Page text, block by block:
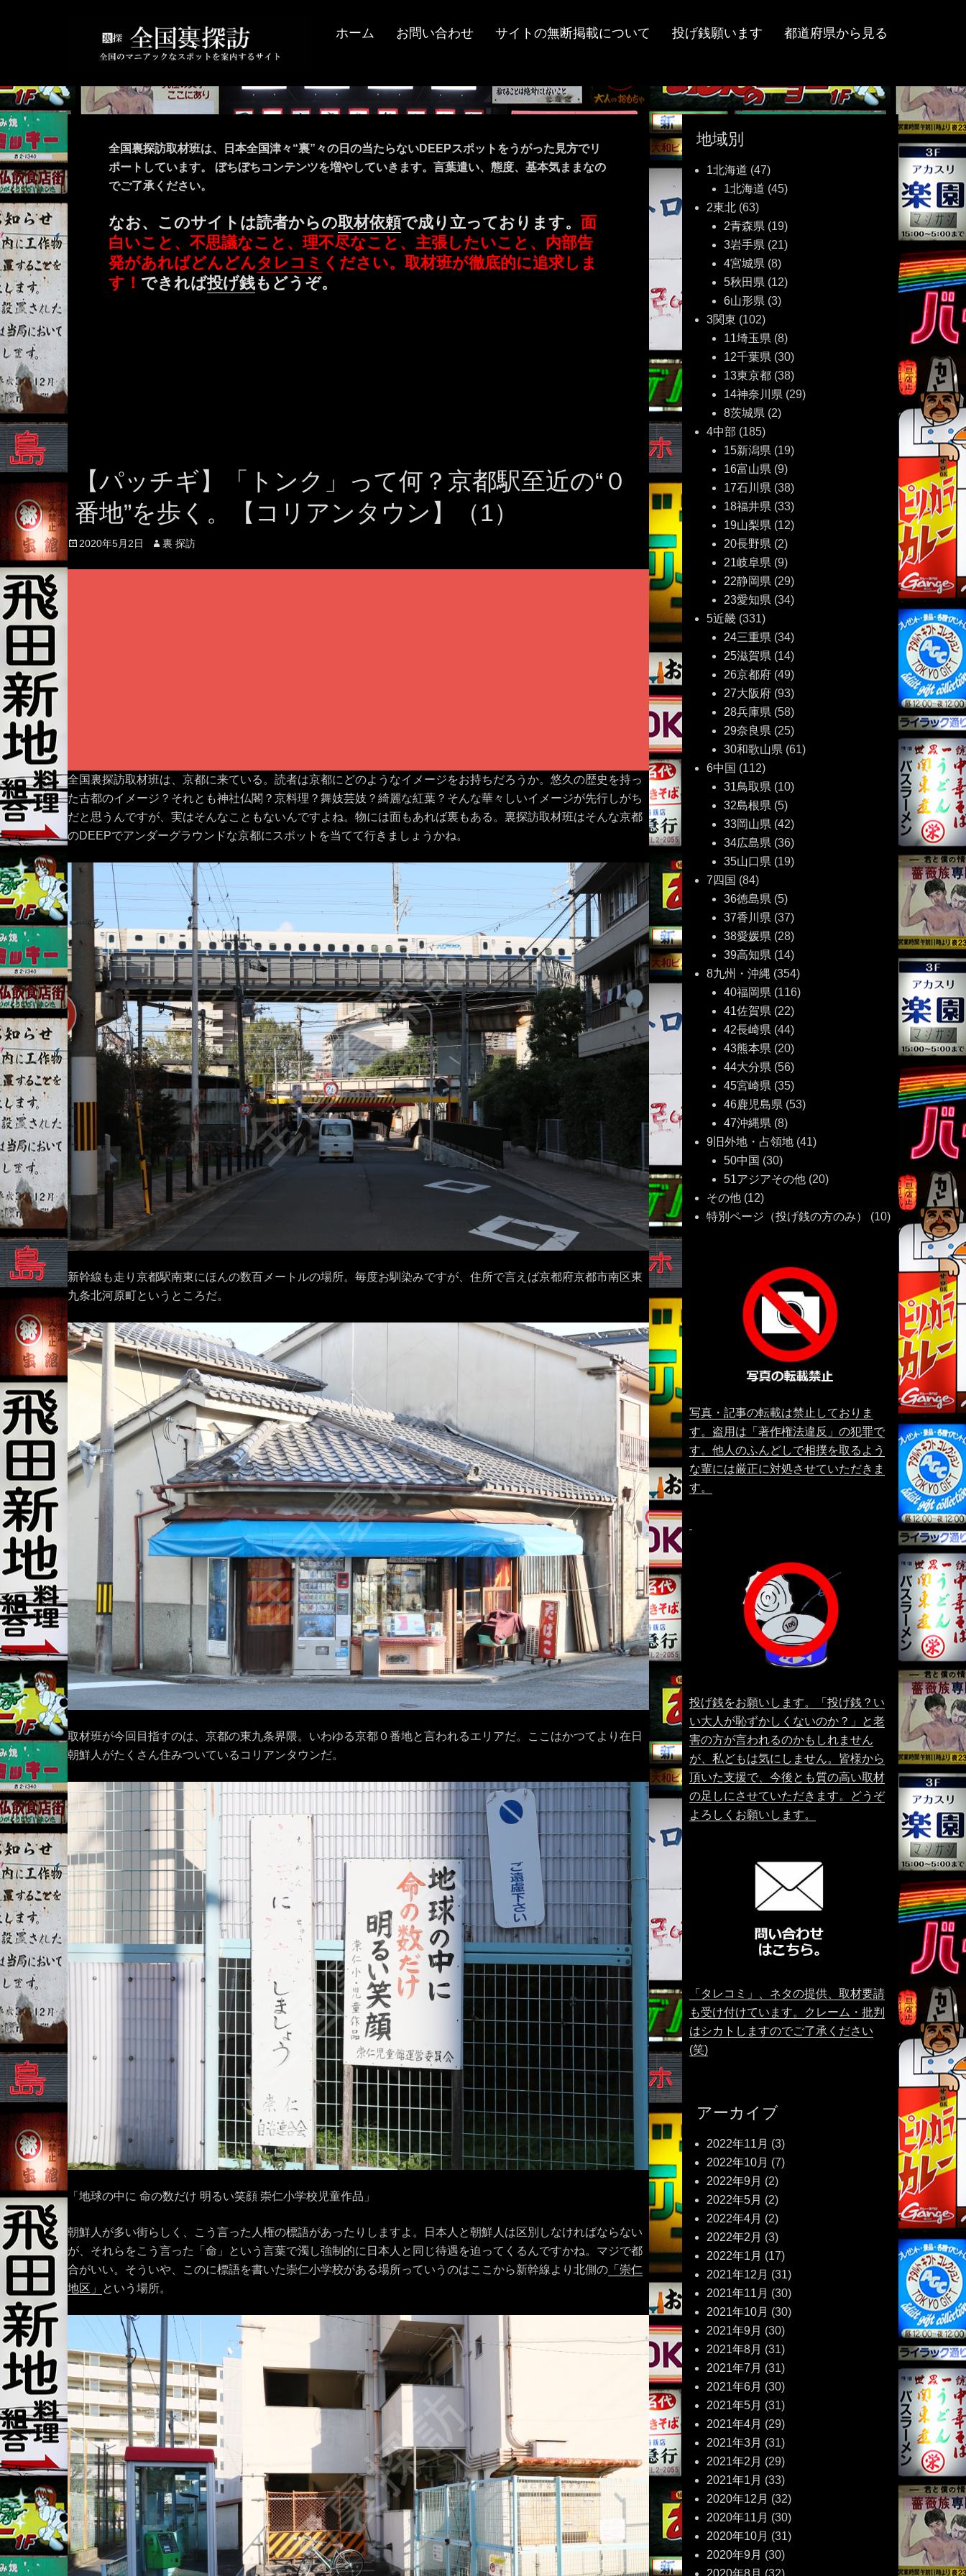
ホーム お問い合わせ サイトの無断掲載について 投げ銭願います 都道府県から見る
全国裏探訪取材班は、日本全国津々“裏”々の日の当たらないDEEPスポットをうがった見方でリ
ポートしています。 ぼちぼちコンテンツを増やしていきます。言葉遣い、態度、基本気ままなの
でご了承ください。
なお、このサイトは読者からの取材依頼で成り立っております。 面
白いこと、不思議なこと、理不尽なこと、主張したいこと、内部告
発があればどんどんタレコミ ください。取材班が徹底的に追求しま
す！ できれば投げ銭もどうぞ。
【パッチギ】「トンク」って何？京都駅至近の“０
番地”を歩く。【コリアンタウン】（1）
Posted
on
2020年5月2日 Author
裏 探訪
全国裏探訪取材班は、京都に来ている。読者は京都にどのようなイメージをお持ちだろうか。悠久の歴史を持っ
た古都のイメージ？それとも神社仏閣？京料理？舞妓芸妓？綺麗な紅葉？そんな華々しいイメージが先行しがち
だと思うんですが、実はそんなこともないんですよね。物には面もあれば裏もある。裏探訪取材班はそんな京都
のDEEPでアンダーグラウンドな京都にスポットを当てて行きましょうかね。
新幹線も走り京都駅南東にほんの数百メートルの場所。毎度お馴染みですが、住所で言えば京都府京都市南区東
九条北河原町というところだ。
取材班が今回目指すのは、京都の東九条界隈。いわゆる京都０番地と言われるエリアだ。ここはかつてより在日
朝鮮人がたくさん住みついているコリアンタウンだ。
「地球の中に 命の数だけ 明るい笑顔 崇仁小学校児童作品」
朝鮮人が多い街らしく、こう言った人権の標語があったりしますよ。日本人と朝鮮人は区別しなければならない
が、それらをこう言った「命」という言葉で濁し強制的に日本人と同じ待遇を迫ってくるんですかね。マジで都
合がいい。そういや、このに標語を書いた崇仁小学校がある場所っていうのはここから新幹線より北側の 「崇仁
地区」
という場所。
地域別
1北海道 (47)
1北海道 (45)
2東北 (63)
2青森県 (19)
3岩手県 (21)
4宮城県 (8)
5秋田県 (12)
6山形県 (3)
3関東 (102)
11埼玉県 (8)
12千葉県 (30)
13東京都 (38)
14神奈川県 (29)
8茨城県 (2)
4中部 (185)
15新潟県 (19)
16富山県 (9)
17石川県 (38)
18福井県 (33)
19山梨県 (12)
20長野県 (2)
21岐阜県 (9)
22静岡県 (29)
23愛知県 (34)
5近畿 (331)
24三重県 (34)
25滋賀県 (14)
26京都府 (49)
27大阪府 (93)
28兵庫県 (58)
29奈良県 (25)
30和歌山県 (61)
6中国 (112)
31鳥取県 (10)
32島根県 (5)
33岡山県 (42)
34広島県 (36)
35山口県 (19)
7四国 (84)
36徳島県 (5)
37香川県 (37)
38愛媛県 (28)
39高知県 (14)
8九州・沖縄 (354)
40福岡県 (116)
41佐賀県 (22)
42長崎県 (44)
43熊本県 (20)
44大分県 (56)
45宮崎県 (35)
46鹿児島県 (53)
47沖縄県 (8)
9旧外地・占領地 (41)
50中国 (30)
51アジアその他 (20)
その他 (12)
特別ページ（投げ銭の方のみ）
(10)
写真・記事の転載は禁止しておりま
す。盗用は「著作権法違反」の犯罪で
す。他人のふんどしで相撲を取るよう
な輩には厳正に対処させていただきま
す。
投げ銭をお願いします。「投げ銭？い
い大人が恥ずかしくないのか？」と老
害の方が言われるのかもしれません
が、私どもは気にしません。皆様から
頂いた支援で、今後とも質の高い取材
の足しにさせていただきます。どうぞ
よろしくお願いします。
「タレコミ」、ネタの提供、取材要請
も受け付けています。クレーム・批判
はシカトしますのでご了承ください
(笑)
アーカイブ
2022年11月 (3)
2022年10月 (7)
2022年9月 (2)
2022年5月 (2)
2022年4月 (2)
2022年2月 (3)
2022年1月 (17)
2021年12月 (31)
2021年11月 (30)
2021年10月 (30)
2021年9月 (30)
2021年8月 (31)
2021年7月 (31)
2021年6月 (30)
2021年5月 (31)
2021年4月 (29)
2021年3月 (31)
2021年2月 (29)
2021年1月 (33)
2020年12月 (32)
2020年11月 (30)
2020年10月 (31)
2020年9月 (30)
2020年8月 (32)